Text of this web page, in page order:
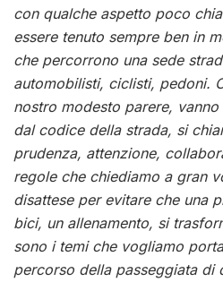
con qualche aspetto poco
essere tenuto sempre ben in
che percorrono una sede
automobilisti, ciclisti, pedoni.
nostro modesto parere,
dal codice della strada, si
prudenza, attenzione,
regole che chiediamo a gran
disattese per evitare che una
bici, un allenamento, si
sono i temi che vogliamo
percorso della passeggiata di